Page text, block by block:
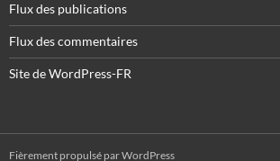
Flux des publications
Flux des commentaires
Site de WordPress-FR
Fièrement propulsé par WordPress